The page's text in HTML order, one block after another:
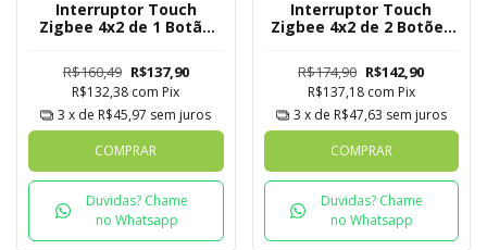
Interruptor Touch
Zigbee 4x2 de 1 Botão
R$160,49 R$137,90
R$132,38 com Pix
3 x de R$45,97 sem juros
COMPRAR
Duvidas? Chame
no Whatsapp
Interruptor Touch
Zigbee 4x2 de 2 Botões
R$174,90 R$142,90
R$137,18 com Pix
3 x de R$47,63 sem juros
COMPRAR
Duvidas? Chame
no Whatsapp